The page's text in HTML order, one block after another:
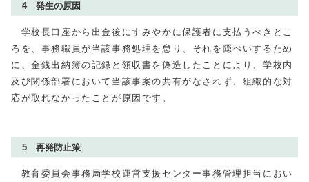
4 発生の原因
学校長口座から出金後にすみやかに保護者に支払うべきとこ
ろを、事務職員が当該事務処理を怠り、それを隠ぺいするため
に、金銭出納簿の記録と領収書を偽造したことにより、学校内
及び関係部署において当該事案の共有がなされず、組織的な対
応が取れなかったことが原因です。
5 再発防止策
教育委員会事務局学校運営支援センター事務管理担当におい